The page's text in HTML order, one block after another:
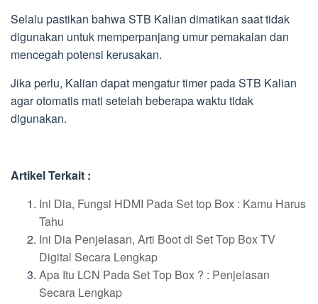
Selalu pastikan bahwa STB Kalian dimatikan saat tidak
digunakan untuk memperpanjang umur pemakaian dan
mencegah potensi kerusakan.
Jika perlu, Kalian dapat mengatur timer pada STB Kalian
agar otomatis mati setelah beberapa waktu tidak
digunakan.
Artikel Terkait :
Ini Dia, Fungsi HDMI Pada Set top Box : Kamu Harus
Tahu
Ini Dia Penjelasan, Arti Boot di Set Top Box TV
Digital Secara Lengkap
Apa Itu LCN Pada Set Top Box ? : Penjelasan
Secara Lengkap